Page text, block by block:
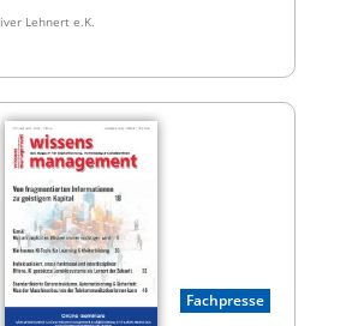
Lehnert e.K.
Fachpresse